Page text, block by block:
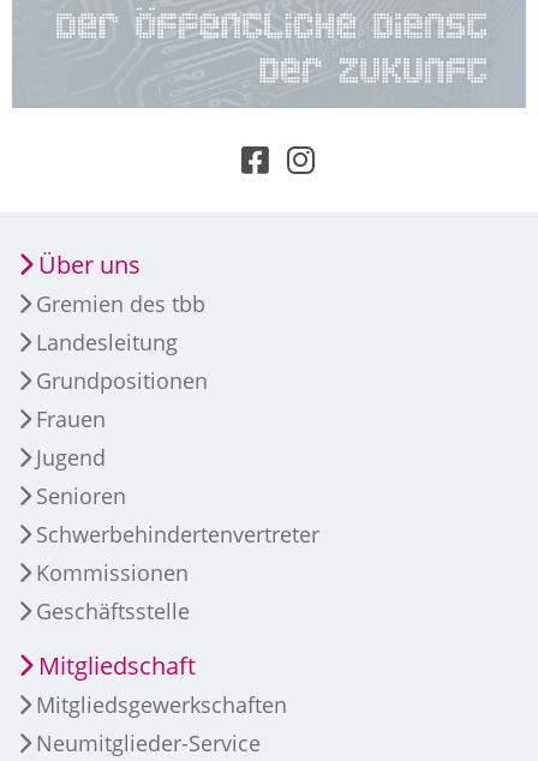
Über uns
Gremien des tbb
Landesleitung
Grundpositionen
Frauen
Jugend
Senioren
Schwerbehindertenvertreter
Kommissionen
Geschäftsstelle
Mitgliedschaft
Mitgliedsgewerkschaften
Neumitglieder-Service